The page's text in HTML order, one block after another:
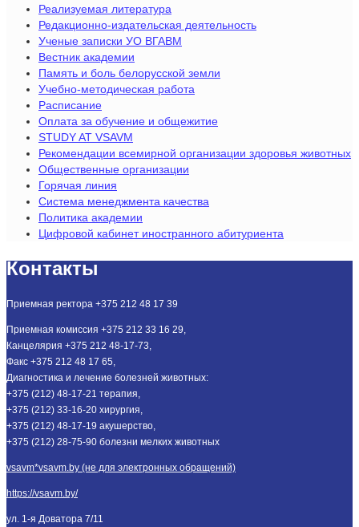
Реализуемая литература
Редакционно-издательская деятельность
Ученые записки УО ВГАВМ
Вестник академии
Память и боль белорусской земли
Учебно-методическая работа
Расписание
Оплата за обучение и общежитие
STUDY AT VSAVM
Рекомендации всемирной организации здоровья животных
Общественные организации
Горячая линия
Система менеджмента качества
Политика академии
Цифровой кабинет иностранного абитуриента
Контакты
Приемная ректора +375 212 48 17 39
Приемная комиссия +375 212 33 16 29,
Канцелярия +375 212 48-17-73,
Факс +375 212 48 17 65,
Диагностика и лечение болезней животных:
+375 (212) 48-17-21 терапия,
+375 (212) 33-16-20 хирургия,
+375 (212) 48-17-19 акушерство,
+375 (212) 28-75-90 болезни мелких животных
vsavm*vsavm.by (не для электронных обращений)
https://vsavm.by/
ул. 1-я Доватора 7/11